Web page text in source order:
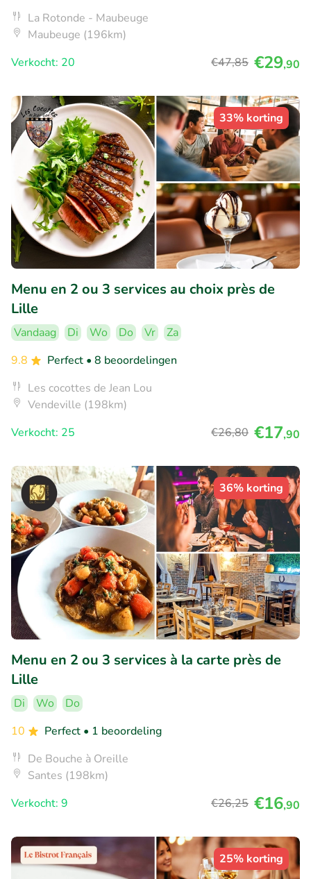
La Rotonde - Maubeuge
Maubeuge (196km)
Verkocht: 20
€47,85 €29,90
33% korting
Menu en 2 ou 3 services au choix près de
Lille
Vandaag Di Wo Do Vr
Za
9.8
Perfect • 8 beoordelingen
Les cocottes de Jean Lou
Vendeville (198km)
Verkocht: 25
€26,80 €17,90
36% korting
Menu en 2 ou 3 services à la carte près de
Lille
Di Wo
Do
10
Perfect • 1 beoordeling
De Bouche à Oreille
Santes (198km)
Verkocht: 9
€26,25 €16,90
25% korting